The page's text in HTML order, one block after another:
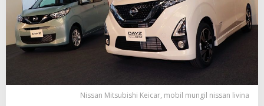
Nissan Mitsubishi Keicar, mobil mungil nissan livina